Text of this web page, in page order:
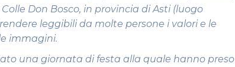
Don Bosco, in provincia di Asti (luogo
leggibili da molte persone i valori e le
immagini.
una giornata di festa alla quale hanno preso